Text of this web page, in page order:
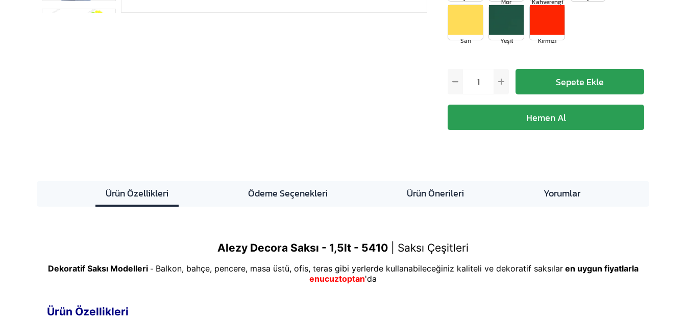
Ürün Özellikleri Ödeme Seçenekleri Ürün Önerileri Yorumlar
Alezy Decora Saksı - 1,5lt - 5410 Saksı Çeşitleri
Dekoratif Saksı Modelleri- Balkon, bahçe, pencere, masa üstü, ofis, teras gibi yerlerde kullanabileceğiniz kaliteli ve dekoratif saksılaren uygun fiyatlarla
enucuztoptan'da
Ürün Özellikleri